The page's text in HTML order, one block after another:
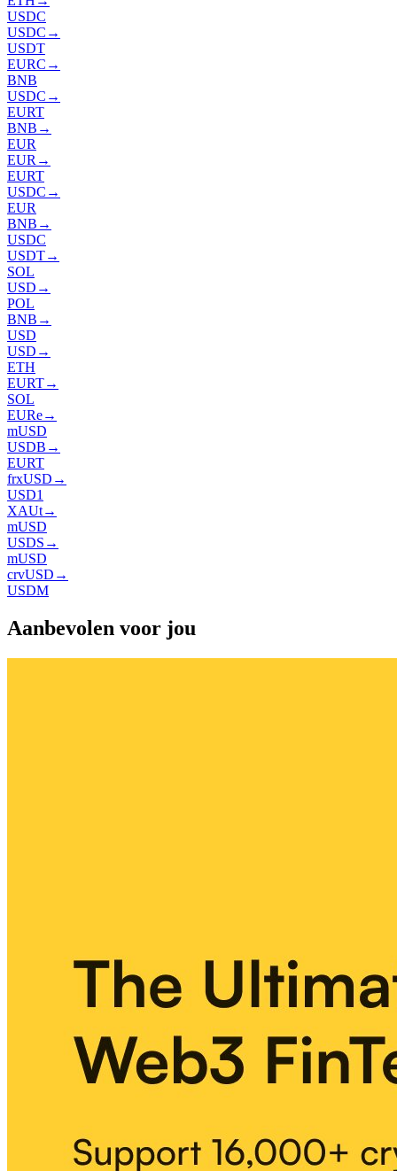
USDC
USDC →
USDT
EURC →
BNB
USDC →
EURT
BNB →
EUR
EUR →
EURT
USDC →
EUR
BNB →
USDC
USDT→
SOL
USD →
POL
BNB →
USD
USD →
ETH
EURT→
SOL
EURe→
mUSD
USDB →
EURT
frxUSD →
USD1
XAUt→
mUSD
USDS →
mUSD
crvUSD →
USDM
Aanbevolen voor jou